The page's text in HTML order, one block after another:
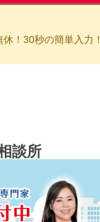
休！30秒の簡単入力！
談所